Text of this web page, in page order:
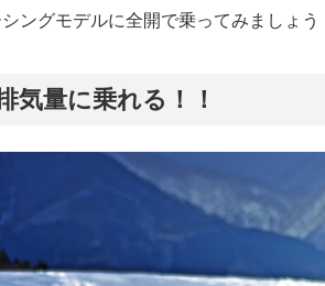
ングモデルに全開で乗ってみましょう
気量に乗れる！！